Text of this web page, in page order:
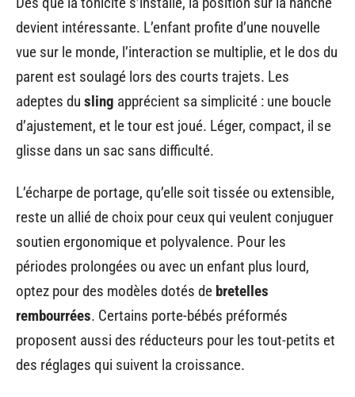
devient intéressante. L’enfant profite d’une nouvelle
vue sur le monde, l’interaction se multiplie, et le dos du
parent est soulagé lors des courts trajets. Les
adeptes du sling apprécient sa simplicité : une boucle
d’ajustement, et le tour est joué. Léger, compact, il se
glisse dans un sac sans difficulté.
L’écharpe de portage, qu’elle soit tissée ou extensible,
reste un allié de choix pour ceux qui veulent conjuguer
soutien ergonomique et polyvalence. Pour les
périodes prolongées ou avec un enfant plus lourd,
optez pour des modèles dotés de bretelles
rembourrées. Certains porte-bébés préformés
proposent aussi des réducteurs pour les tout-petits et
des réglages qui suivent la croissance.